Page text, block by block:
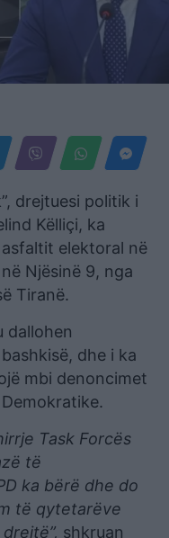
drejtuesi politik i
Këlliçi, ka
elektoral në
Njësinë 9, nga
Tiranë.
dallohen
dhe i ka
mbi denoncimet
Task Forcës
të
ka bërë dhe do
të qytetarëve
shkruan